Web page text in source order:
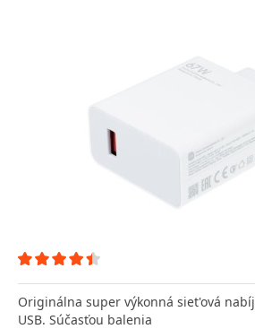
Originálna super výkonná siet'ová
USB. Súčasťou balenia